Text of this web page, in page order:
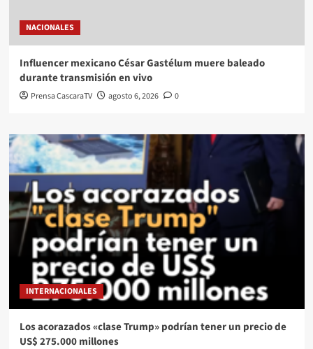
NACIONALES
Influencer mexicano César Gastélum muere baleado
durante transmisión en vivo
Prensa CascaraTV agosto 6, 2026 0
INTERNACIONALES
Los acorazados «clase Trump» podrían tener un precio de
US$ 275.000 millones